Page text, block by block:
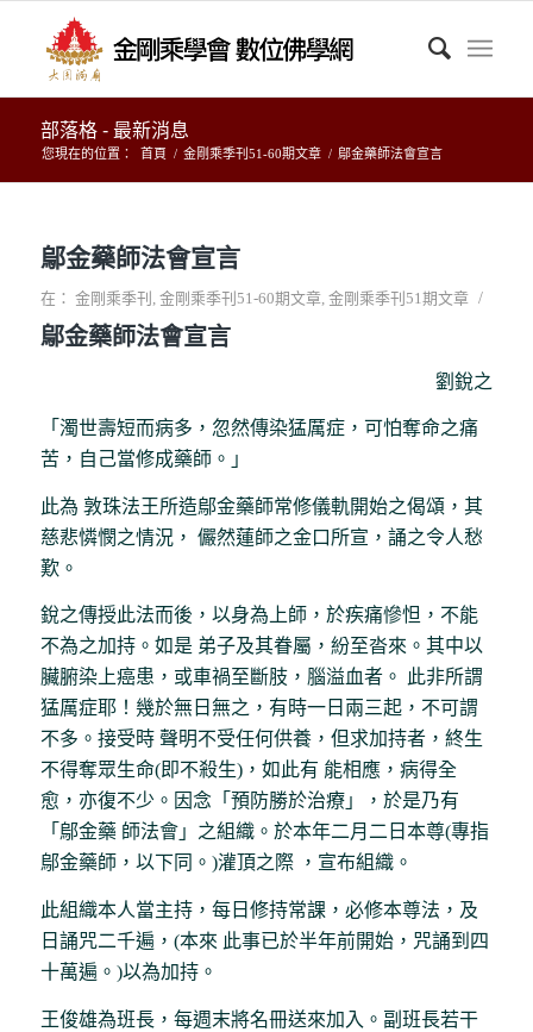
部落格 - 最新消息
您現在的位置： 首頁 / 金剛乘季刊51-60期文章 / 鄔金藥師法會宣言
鄔金藥師法會宣言
在： 金剛乘季刊 , 金剛乘季刊51-60期文章, 金剛乘季刊51期文章 /
鄔金藥師法會宣言
劉銳之
「濁世壽短而病多，忽然傳染猛厲症，可怕奪命之痛
苦，自己當修成藥師。」
此為 敦珠法王所造鄔金藥師常修儀軌開始之偈頌，其
慈悲憐憫之情況， 儼然蓮師之金口所宣，誦之令人愁
歎。
銳之傳授此法而後，以身為上師，於疾痛慘怛，不能
不為之加持。如是 弟子及其眷屬，紛至沓來。其中以
臟腑染上癌患，或車禍至斷肢，腦溢血者。 此非所謂
猛厲症耶！幾於無日無之，有時一日兩三起，不可謂
不多。接受時 聲明不受任何供養，但求加持者，終生
不得奪眾生命(即不殺生)，如此有 能相應，病得全
愈，亦復不少。因念「預防勝於治療」，於是乃有
「鄔金藥 師法會」之組織。於本年二月二日本尊(專指
鄔金藥師，以下同。)灌頂之際 ，宣布組織。
此組織本人當主持，每日修持常課，必修本尊法，及
日誦咒二千遍，(本來 此事已於半年前開始，咒誦到四
十萬遍。)以為加持。
王俊雄為班長，每週末將名冊送來加入。副班長若干